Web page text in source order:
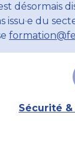
désormais
du
Sécurité